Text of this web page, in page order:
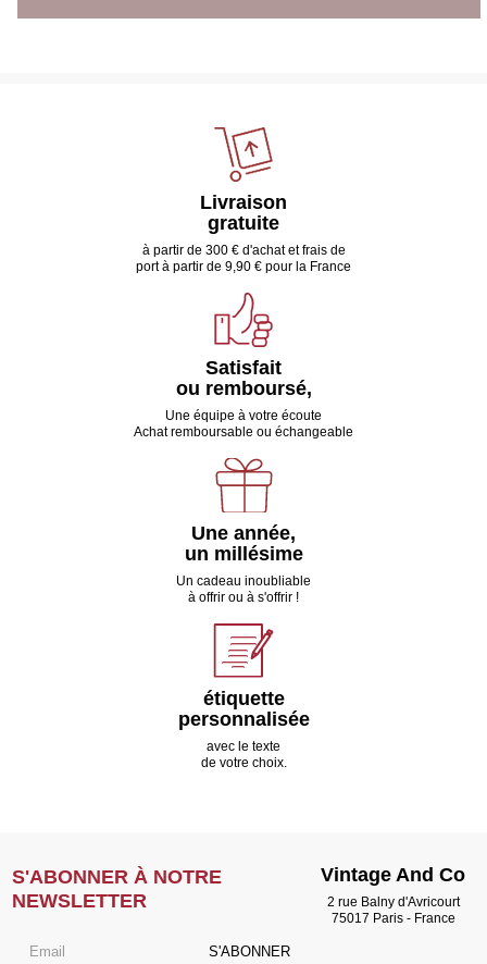
Livraison
gratuite
à partir de 300 € d'achat et frais de
port à partir de 9,90 € pour la France
Satisfait
ou remboursé,
Une équipe à votre écoute
Achat remboursable ou échangeable
Une année,
un millésime
Un cadeau inoubliable
à offrir ou à s'offrir !
étiquette
personnalisée
avec le texte
de votre choix.
S'ABONNER À NOTRE
NEWSLETTER
S'ABONNER
Vintage And Co
2 rue Balny d'Avricourt
75017 Paris - France